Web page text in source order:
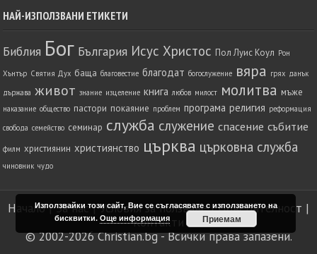
НАЙ-ИЗПОЛЗВАНИ ЕТИКЕТИ
Библия Бог България Исус Христос Пол Луис Коул Рон
Хънтър Святия Дух баща благовестие благодат богослужение вяра грях данък
държава живот знание изцеление книга любов милост молитва мъже
наказание общество пастори покаяние проблем програма религия реформация
свобода семейство семинар служба служение спасение събитие
филм християнин християнство църква църковна служба
чиновник чудо
Начало|За нас|Условия за ползване|Поверителност |
Контакти
© 2002-2026Christian.bg- Всички права запазени.
Използвайки този сайт, Вие се съгласявате с използването на
бисквитки.Още информация Приемам